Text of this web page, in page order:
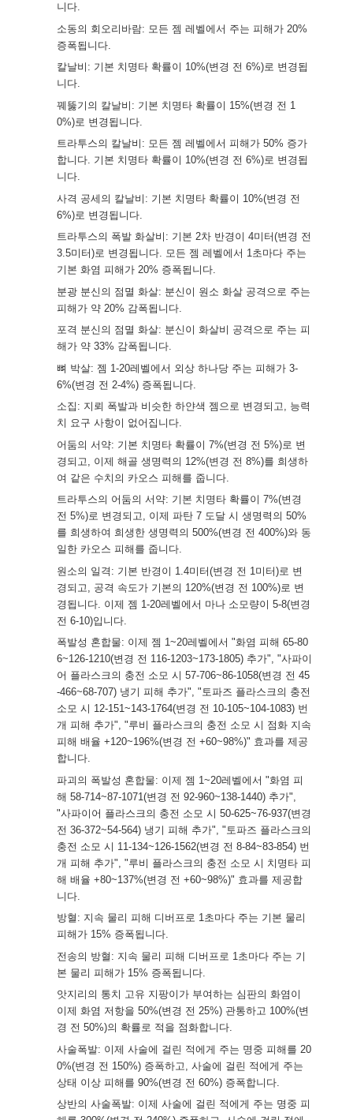
니다.
소동의 회오리바람: 모든 젬 레벨에서 주는 피해가 20%
증폭됩니다.
칼날비: 기본 치명타 확률이 10%(변경 전 6%)로 변경됩
니다.
꿰뚫기의 칼날비: 기본 치명타 확률이 15%(변경 전 1
0%)로 변경됩니다.
트라투스의 칼날비: 모든 젬 레벨에서 피해가 50% 증가
합니다. 기본 치명타 확률이 10%(변경 전 6%)로 변경됩
니다.
사격 공세의 칼날비: 기본 치명타 확률이 10%(변경 전
6%)로 변경됩니다.
트라투스의 폭발 화살비: 기본 2차 반경이 4미터(변경 전
3.5미터)로 변경됩니다. 모든 젬 레벨에서 1초마다 주는
기본 화염 피해가 20% 증폭됩니다.
분광 분신의 점멸 화살: 분신이 원소 화살 공격으로 주는
피해가 약 20% 감폭됩니다.
포격 분신의 점멸 화살: 분신이 화살비 공격으로 주는 피
해가 약 33% 감폭됩니다.
뼈 박살: 젬 1-20레벨에서 외상 하나당 주는 피해가 3-
6%(변경 전 2-4%) 증폭됩니다.
소집: 지뢰 폭발과 비슷한 하얀색 젬으로 변경되고, 능력
치 요구 사항이 없어집니다.
어둠의 서약: 기본 치명타 확률이 7%(변경 전 5%)로 변
경되고, 이제 해골 생명력의 12%(변경 전 8%)를 희생하
여 같은 수치의 카오스 피해를 줍니다.
트라투스의 어둠의 서약: 기본 치명타 확률이 7%(변경
전 5%)로 변경되고, 이제 파탄 7 도달 시 생명력의 50%
를 희생하여 희생한 생명력의 500%(변경 전 400%)와 동
일한 카오스 피해를 줍니다.
원소의 일격: 기본 반경이 1.4미터(변경 전 1미터)로 변
경되고, 공격 속도가 기본의 120%(변경 전 100%)로 변
경됩니다. 이제 젬 1-20레벨에서 마나 소모량이 5-8(변경
전 6-10)입니다.
폭발성 혼합물: 이제 젬 1~20레벨에서 "화염 피해 65-80
6~126-1210(변경 전 116-1203~173-1805) 추가", "사파이
어 플라스크의 충전 소모 시 57-706~86-1058(변경 전 45
-466~68-707) 냉기 피해 추가", "토파즈 플라스크의 충전
소모 시 12-151~143-1764(변경 전 10-105~104-1083) 번
개 피해 추가", "루비 플라스크의 충전 소모 시 점화 지속
피해 배율 +120~196%(변경 전 +60~98%)" 효과를 제공
합니다.
파괴의 폭발성 혼합물: 이제 젬 1~20레벨에서 "화염 피
해 58-714~87-1071(변경 전 92-960~138-1440) 추가",
"사파이어 플라스크의 충전 소모 시 50-625~76-937(변경
전 36-372~54-564) 냉기 피해 추가", "토파즈 플라스크의
충전 소모 시 11-134~126-1562(변경 전 8-84~83-854) 번
개 피해 추가", "루비 플라스크의 충전 소모 시 치명타 피
해 배율 +80~137%(변경 전 +60~98%)" 효과를 제공합
니다.
방혈: 지속 물리 피해 디버프로 1초마다 주는 기본 물리
피해가 15% 증폭됩니다.
전송의 방혈: 지속 물리 피해 디버프로 1초마다 주는 기
본 물리 피해가 15% 증폭됩니다.
앗지리의 통치 고유 지팡이가 부여하는 심판의 화염이
이제 화염 저항을 50%(변경 전 25%) 관통하고 100%(변
경 전 50%)의 확률로 적을 점화합니다.
사술폭발: 이제 사술에 걸린 적에게 주는 명중 피해를 20
0%(변경 전 150%) 증폭하고, 사술에 걸린 적에게 주는
상태 이상 피해를 90%(변경 전 60%) 증폭합니다.
상반의 사술폭발: 이제 사술에 걸린 적에게 주는 명중 피